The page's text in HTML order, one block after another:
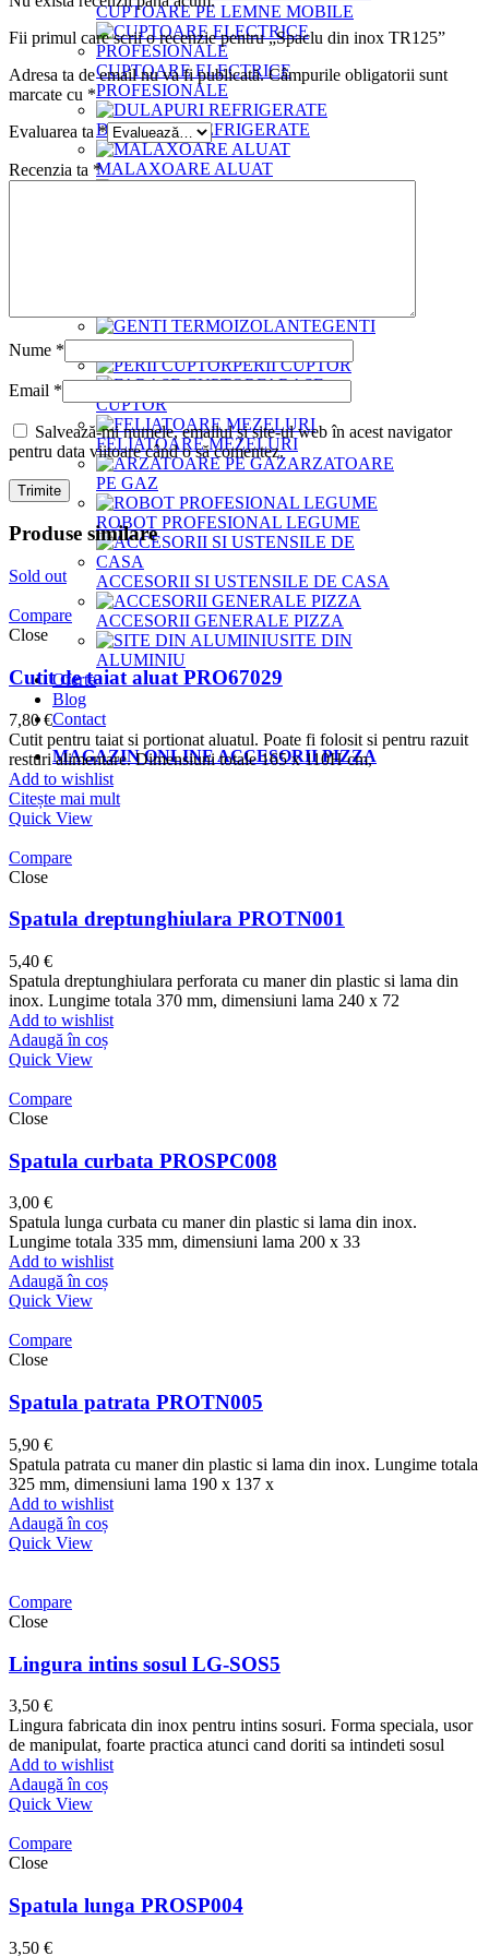
CUPTOARE PE LEMNE MOBILE
CUPTOARE ELECTRICE
PROFESIONALE
DULAPURI REFRIGERATE
MALAXOARE ALUAT
GENTI
TERMOIZOLANTE
PERII CUPTOR
FARASE
CUPTOR
FELIATOARE MEZELURI
ARZATOARE
PE GAZ
ROBOT PROFESIONAL LEGUME
ACCESORII SI USTENSILE DE CASA
ACCESORII GENERALE PIZZA
SITE DIN
ALUMINIU
Oferte
Blog
Contact
MAGAZIN ONLINE ACCESORII PIZZA
Fii primul care scrii o recenzie pentru „Spaclu din inox TR125”
Adresa ta de email nu va fi publicată. Câmpurile obligatorii sunt
marcate cu *
Evaluarea ta*
Recenzia ta *
Nume *
Email *
Salvează-mi numele, emailul și site-ul web în acest navigator
pentru data viitoare când o să comentez.
Produse similare
Sold out
Compare
Close
Cutit de taiat aluat PRO67029
7,80€
Cutit pentru taiat si portionat aluatul. Poate fi folosit si pentru razuit
resturi alimentare. Dimensiuni totale 165 x 110H cm,
Add to wishlist
Citește mai mult
Quick View
Compare
Close
Spatula dreptunghiulara PROTN001
5,40 €
Spatula dreptunghiulara perforata cu maner din plastic si lama din
inox. Lungime totala 370 mm, dimensiuni lama 240 x 72
Add to wishlist
Adaugă în coș
Quick View
Compare
Close
Spatula curbata PROSPC008
3,00 €
Spatula lunga curbata cu maner din plastic si lama din inox.
Lungime totala 335 mm, dimensiuni lama 200 x 33
Add to wishlist
Adaugă în coș
Quick View
Compare
Close
Spatula patrata PROTN005
5,90 €
Spatula patrata cu maner din plastic si lama din inox. Lungime totala
325 mm, dimensiuni lama 190 x 137 x
Add to wishlist
Adaugă în coș
Quick View
Compare
Close
Lingura intins sosul LG-SOS5
3,50 €
Lingura fabricata din inox pentru intins sosuri. Forma speciala, usor
de manipulat, foarte practica atunci cand doriti sa intindeti sosul
Add to wishlist
Adaugă în coș
Quick View
Compare
Close
Spatula lunga PROSP004
3,50 €